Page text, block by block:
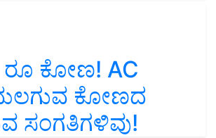
ಕೋಣ! AC
ಕೋಣದ
ಸಂಗತಿಗಳಿವು!